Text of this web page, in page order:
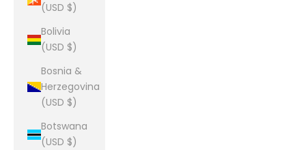
(USD $)
Bolivia
(USD $)
Bosnia &
Herzegovina
(USD $)
Botswana
(USD $)